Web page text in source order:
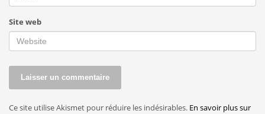
Site web
Ce site utilise Akismet pour réduire les indésirables. En savoir plus sur